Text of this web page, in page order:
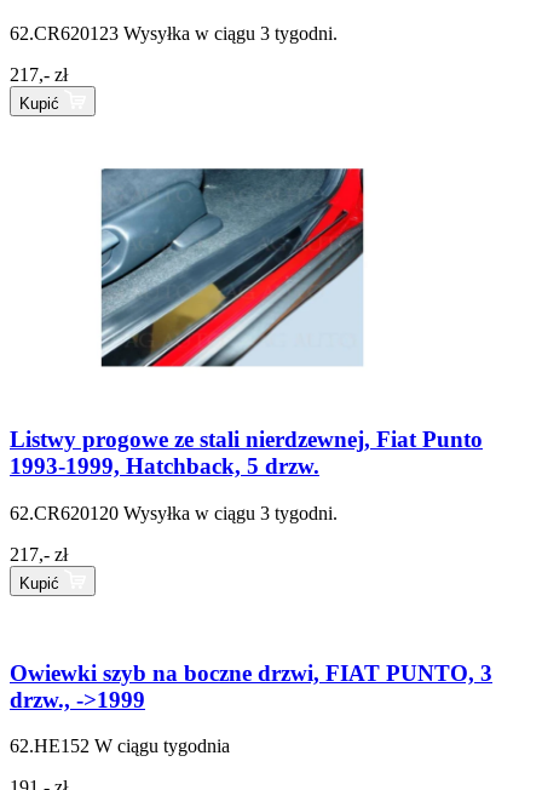
62.CR620123 Wysyłka w ciągu 3 tygodni.
217,- zł
Kupić
Listwy progowe ze stali nierdzewnej, Fiat Punto
1993-1999, Hatchback, 5 drzw.
62.CR620120 Wysyłka w ciągu 3 tygodni.
217,- zł
Kupić
Owiewki szyb na boczne drzwi, FIAT PUNTO, 3
drzw., ->1999
62.HE152 W ciągu tygodnia